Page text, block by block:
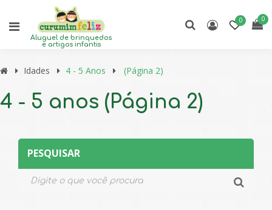
Aluguel de brinquedos
e artigos infantis
0 0
Idades 4 - 5 Anos (Página 2)
4 - 5 anos (Página 2)
PESQUISAR